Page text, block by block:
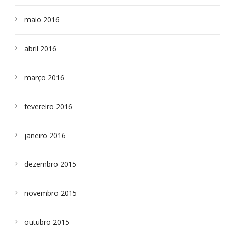
maio 2016
abril 2016
março 2016
fevereiro 2016
janeiro 2016
dezembro 2015
novembro 2015
outubro 2015